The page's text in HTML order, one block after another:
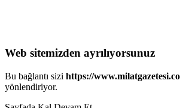
Web sitemizden ayrılıyorsunuz
Bu bağlantı sizi https://
yönlendiriyor.